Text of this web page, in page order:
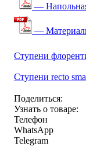
—
—
Ступени
Ступени recto
Поделиться:
Узнать о товаре:
Телефон
WhatsApp
Telegram